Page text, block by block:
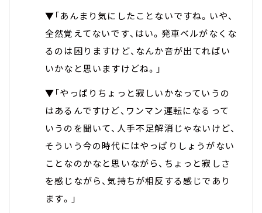
▼「あんまり気にしたことないですね。いや、
全然覚えてないです、はい。発車ベルがなくな
るのは困りますけど、なんか音が出てればい
いかなと思いますけどね。」
▼「やっぱりちょっと寂しいかなっていうの
はあるんですけど、ワンマン運転になるって
いうのを聞いて、人手不足解消じゃないけど、
そういう今の時代にはやっぱりしょうがない
ことなのかなと思いながら、ちょっと寂しさ
を感じながら、気持ちが相反する感じであり
ます。」